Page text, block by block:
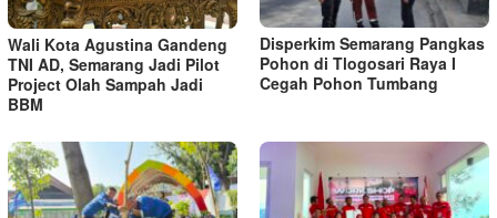
Wali Kota Agustina Gandeng
TNI AD, Semarang Jadi Pilot
Project Olah Sampah Jadi
BBM
Disperkim Semarang Pangkas
Pohon di Tlogosari Raya I
Cegah Pohon Tumbang